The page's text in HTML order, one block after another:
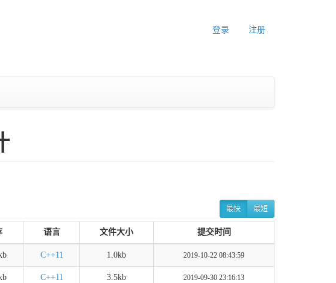
登录 注册
最快 最短
语言 文件大小 提交时间
C++11 1.0kb 2019-10-22 08:43:59
C++11 3.5kb 2019-09-30 23:16:13